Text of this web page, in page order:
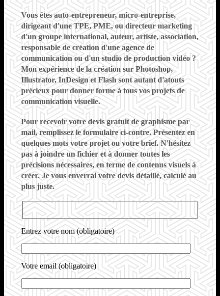
Vous êtesauto-entrepreneur, micro-entreprise,
dirigeant d'une TPE, PME, ou directeur marketing
d'un groupe international, auteur, artiste, association,
responsable de création d'une agence de
communication ou d'un studio de production vidéo ?
Mon expérience de la création sur Photoshop,
Illustrator, InDesign et Flash sont autant d'atouts
précieux pour donner forme à tous vos projets de
communication visuelle.
Pour recevoir votredevis gratuit de graphisme par
mail, remplissez le formulaire ci-contre. Présentez en
quelques mots votre projet ou votre brief.N'hésitez
pas à joindre un fichier et à donner toutes les
précisions nécessaires, en terme de contenus visuels à
créer. Je vous enverrai votre devis détaillé, calculé au
plus juste.
Entrez votre nom (obligatoire)
Votre email (obligatoire)